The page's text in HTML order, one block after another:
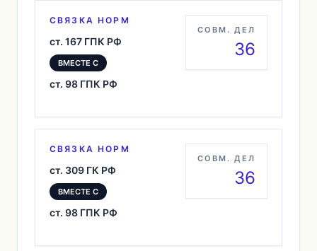
СВЯЗКА НОРМ
ст. 167 ГПК РФ
ВМЕСТЕ С
ст. 98 ГПК РФ
СОВМ. ДЕЛ
36
СВЯЗКА НОРМ
ст. 309 ГК РФ
ВМЕСТЕ С
ст. 98 ГПК РФ
СОВМ. ДЕЛ
36